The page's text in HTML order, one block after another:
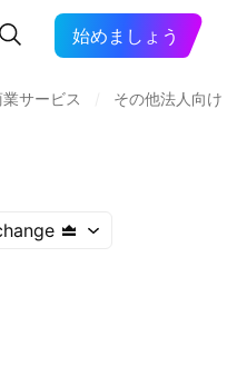
始めましょう
サービス その他法人向